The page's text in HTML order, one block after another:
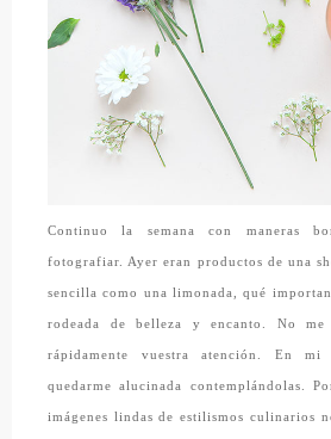
Continuo la semana con maneras
fotografiar. Ayer eran productos de una
sencilla como una limonada, qué
rodeada de belleza y encanto. No
rápidamente vuestra atención. En
quedarme alucinada contemplándolas.
imágenes lindas de estilismos culinarios